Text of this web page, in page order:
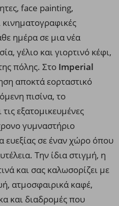
face painting,
κινηματογραφικές
ημέρα σε μια νέα
γέλιο και γιορτινό κέφι,
πόλης. Στο Imperial
αποκτά εορταστικό
πισίνα, το
εξατομικευμένες
γυμναστήριο
ευεξίας σε έναν χώρο όπου
Την ίδια στιγμή, η
και σας καλωσορίζει με
ατμοσφαιρικά καφέ,
και διαδρομές που